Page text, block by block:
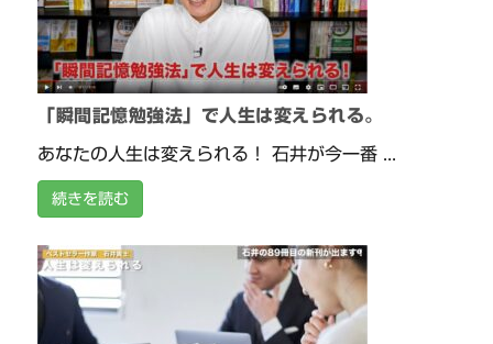
「瞬間記憶勉強法」で人生は変えられる。
あなたの人生は変えられる！ 石井が今一番 ...
続きを読む